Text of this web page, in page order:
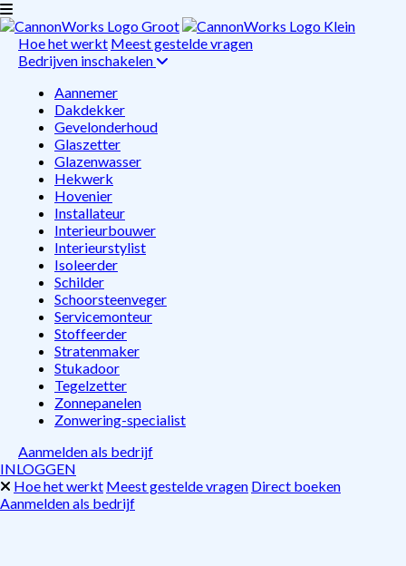
Hoe het werkt Meest gestelde vragen
Bedrijven inschakelen
Aannemer
Dakdekker
Gevelonderhoud
Glaszetter
Glazenwasser
Hekwerk
Hovenier
Installateur
Interieurbouwer
Interieurstylist
Isoleerder
Schilder
Schoorsteenveger
Servicemonteur
Stoffeerder
Stratenmaker
Stukadoor
Tegelzetter
Zonnepanelen
Zonwering-specialist
Aanmelden als bedrijf
INLOGGEN
Hoe het werkt Meest gestelde vragen Direct boeken
Aanmelden als bedrijf